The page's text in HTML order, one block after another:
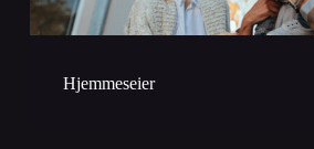
Hjemmeseier